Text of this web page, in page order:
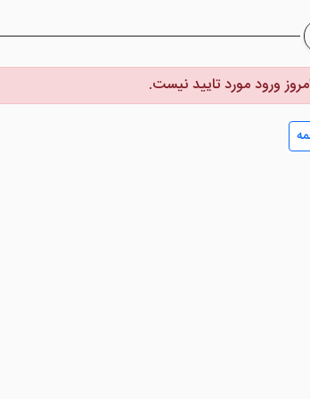
بهداشتی فرنگی، تلویزیون صفحه تخت به همراه
پرا استانبول
غذاهای مختلف از سراسر دنیا را در منوی خود سرو
همراه با منظره از پانوراما نظر هر فردی را جلب می
به وجود می آورد و خاطره ای به یادماندنی را در کنار
فوق العاده
ورود مورد تایید نیست.